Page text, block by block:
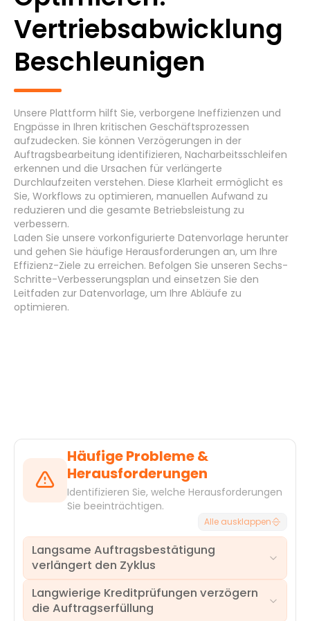
Generischer Prozess
Asset Management & Instandhaltung
Beschaffung bis zur Zahlung –
Rechnungsverarbeitung
Change-Management(6)
Darlehensvergabe(6)
Systeme
Cancel Auswählen
Vertriebsabwicklung
Beschleunigen
Unsere Plattform hilft Sie, verborgene Ineffizienzen und
Engpässe in Ihren kritischen Geschäftsprozessen
aufzudecken. Sie können Verzögerungen in der
Auftragsbearbeitung identifizieren, Nacharbeitsschleifen
erkennen und die Ursachen für verlängerte
Durchlaufzeiten verstehen. Diese Klarheit ermöglicht es
Sie, Workflows zu optimieren, manuellen Aufwand zu
reduzieren und die gesamte Betriebsleistung zu
verbessern.
Laden Sie unsere vorkonfigurierte Datenvorlage herunter
und gehen Sie häufige Herausforderungen an, um Ihre
Effizienz-Ziele zu erreichen. Befolgen Sie unseren Sechs-
Schritte-Verbesserungsplan und einsetzen Sie den
Leitfaden zur Datenvorlage, um Ihre Abläufe zu
optimieren.
Häufige Probleme &
Herausforderungen
Identifizieren Sie, welche Herausforderungen
Sie beeinträchtigen.
Alle ausklappen
Langsame Auftragsbestätigung
verlängert den Zyklus
Verzögerungen zwischen der
Kundenauftragserstellung und -bestätigung
Langwierige Kreditprüfungen verzögern
die Auftragserfüllung